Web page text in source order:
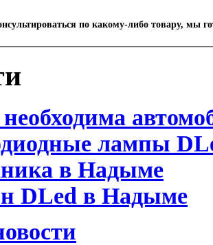
по какому-либо товару, мы
лампы
в Надыме
DLed в Надыме